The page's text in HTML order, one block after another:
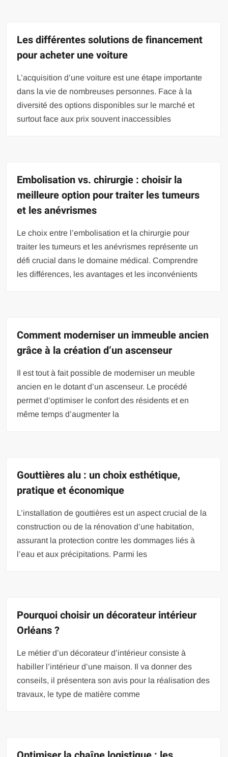
Les différentes solutions de financement
pour acheter une voiture
L’acquisition d’une voiture est une étape importante
dans la vie de nombreuses personnes. Face à la
diversité des options disponibles sur le marché et
surtout face aux prix souvent inaccessibles
Embolisation vs. chirurgie : choisir la
meilleure option pour traiter les tumeurs
et les anévrismes
Le choix entre l’embolisation et la chirurgie pour
traiter les tumeurs et les anévrismes représente un
défi crucial dans le domaine médical. Comprendre
les différences, les avantages et les inconvénients
Comment moderniser un immeuble ancien
grâce à la création d’un ascenseur
Il est tout à fait possible de moderniser un meuble
ancien en le dotant d’un ascenseur. Le procédé
permet d’optimiser le confort des résidents et en
même temps d’augmenter la
Gouttières alu : un choix esthétique,
pratique et économique
L’installation de gouttières est un aspect crucial de la
construction ou de la rénovation d’une habitation,
assurant la protection contre les dommages liés à
l’eau et aux précipitations. Parmi les
Pourquoi choisir un décorateur intérieur
Orléans ?
Le métier d’un décorateur d’intérieur consiste à
habiller l’intérieur d’une maison. Il va donner des
conseils, il présentera son avis pour la réalisation des
travaux, le type de matière comme